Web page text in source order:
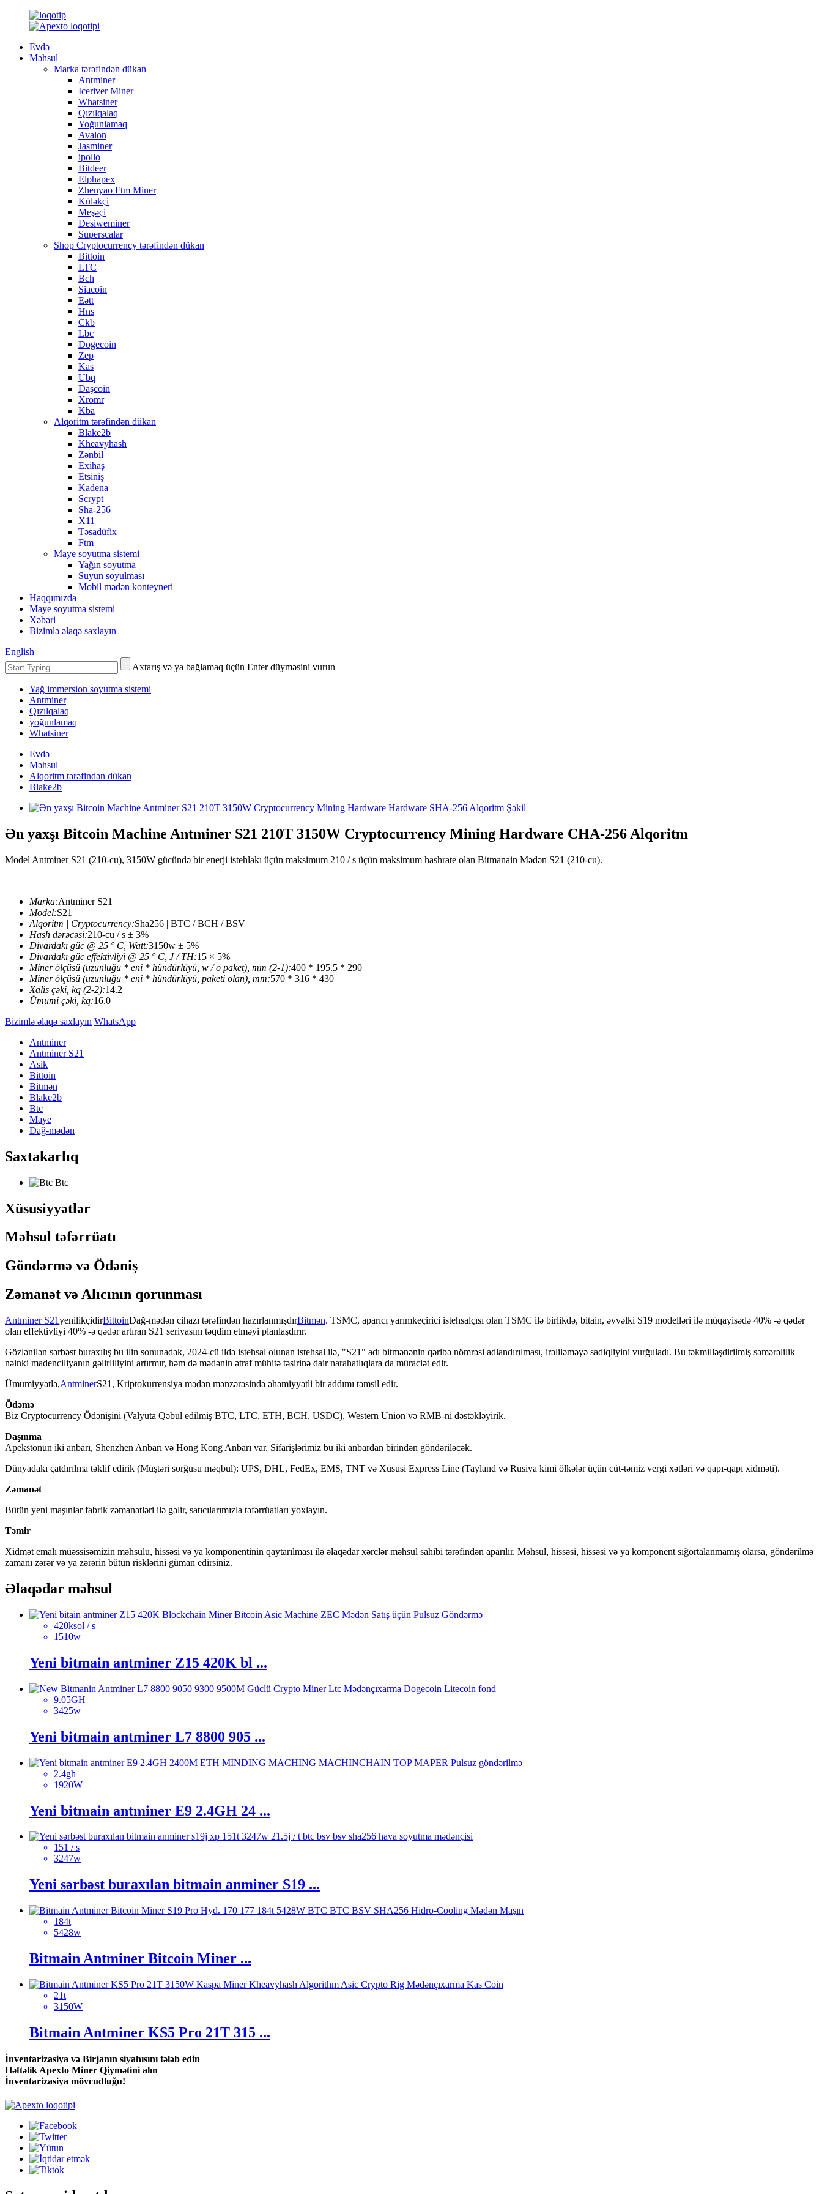
Evdə
Məhsul
Marka tərəfindən dükan
Antminer
Iceriver Miner
Whatsiner
Qızılqalaq
Yoğunlamaq
Avalon
Jasminer
ipollo
Bitdeer
Elphapex
Zhenyao Ftm Miner
Küləkçi
Meşəçi
Desiweminer
Superscalar
Shop Cryptocurrency tərəfindən dükan
Bittoin
LTC
Bch
Siacoin
Eətt
Hns
Ckb
Lbc
Dogecoin
Zep
Kas
Ubq
Daşcoin
Xromr
Kba
Alqoritm tərəfindən dükan
Blake2b
Kheavyhash
Zənbil
Exihaş
Etsiniş
Kadena
Scrypt
Sha-256
X11
Təsadüfix
Ftm
Maye soyutma sistemi
Yağın soyutma
Suyun soyulması
Mobil mədən konteyneri
Haqqımızda
Maye soyutma sistemi
Xəbəri
Bizimlə əlaqə saxlayın
English
Axtarış və ya bağlamaq üçün Enter düyməsini vurun
Yağ immersion soyutma sistemi
Antminer
Qızılqalaq
yoğunlamaq
Whatsiner
Evdə
Məhsul
Alqoritm tərəfindən dükan
Blake2b
Ən yaxşı Bitcoin Machine Antminer S21 210T 3150W Cryptocurrency Mining Hardware CHA-256 Alqoritm
Model Antminer S21 (210-cu), 3150W gücündə bir enerji istehlakı üçün maksimum 210 / s üçün maksimum hashrate olan Bitmanain Mədən S21 (210-cu).
Marka:Antminer S21
Model:S21
Alqoritm | Cryptocurrency:Sha256 | BTC / BCH / BSV
Hash dərəcəsi:210-cu / s ± 3%
Divardakı güc @ 25 ° C, Watt:3150w ± 5%
Divardakı güc effektivliyi @ 25 ° C, J / TH:15 × 5%
Miner ölçüsü (uzunluğu * eni * hündürlüyü, w / o paket), mm (2-1):400 * 195.5 * 290
Miner ölçüsü (uzunluğu * eni * hündürlüyü, paketi olan), mm:570 * 316 * 430
Xalis çəki, kq (2-2):14.2
Ümumi çəki, kq:16.0
Bizimlə əlaqə saxlayın WhatsApp
Antminer
Antminer S21
Asik
Bittoin
Bitmən
Blake2b
Btc
Maye
Dağ-mədən
Saxtakarlıq
Btc
Xüsusiyyətlər
Məhsul təfərrüatı
Göndərmə və Ödəniş
Zəmanət və Alıcının qorunması
Antminer S21yenilikçidirBittoinDağ-mədən cihazı tərəfindən hazırlanmışdırBitmən. TSMC, aparıcı yarımkeçirici istehsalçısı olan TSMC ilə birlikdə, bitain, əvvəlki S19 modelləri ilə müqayisədə 40% -ə qədər
olan effektivliyi 40% -ə qədər artıran S21 seriyasını təqdim etməyi planlaşdırır.
Gözlənilən sərbəst buraxılış bu ilin sonunadək, 2024-cü ildə istehsal olunan istehsal ilə, "S21" adı bitmənənin qəribə nömrəsi adlandırılması, irəliləməyə sadiqliyini vurğuladı. Bu təkmilləşdirilmiş səmərəlilik
nəinki madenciliyanın gəlirliliyini artırmır, həm də mədənin ətraf mühitə təsirinə dair narahatlıqlara da müraciət edir.
Ümumiyyətlə,AntminerS21, Kriptokurrensiya mədən mənzərəsində əhəmiyyətli bir addımı təmsil edir.
Ödəmə
Biz Cryptocurrency Ödənişini (Valyuta Qəbul edilmiş BTC, LTC, ETH, BCH, USDC), Western Union və RMB-ni dəstəkləyirik.
Daşınma
Apekstonun iki anbarı, Shenzhen Anbarı və Hong Kong Anbarı var. Sifarişlərimiz bu iki anbardan birindən göndəriləcək.
Dünyadakı çatdırılma təklif edirik (Müştəri sorğusu məqbul): UPS, DHL, FedEx, EMS, TNT və Xüsusi Express Line (Tayland və Rusiya kimi ölkələr üçün cüt-təmiz vergi xətləri və qapı-qapı xidməti).
Zəmanət
Bütün yeni maşınlar fabrik zəmanətləri ilə gəlir, satıcılarımızla təfərrüatları yoxlayın.
Təmir
Xidmət emalı müəssisəmizin məhsulu, hissəsi və ya komponentinin qaytarılması ilə əlaqədar xərclər məhsul sahibi tərəfindən aparılır. Məhsul, hissəsi, hissəsi və ya komponent sığortalanmamış olarsa, göndərilmə
zamanı zərər və ya zərərin bütün risklərini güman edirsiniz.
Əlaqədar məhsul
420ksol / s
1510w
Yeni bitmain antminer Z15 420K bl ...
9.05GH
3425w
Yeni bitmain antminer L7 8800 905 ...
2.4gh
1920W
Yeni bitmain antminer E9 2.4GH 24 ...
151 / s
3247w
Yeni sərbəst buraxılan bitmain anminer S19 ...
184t
5428w
Bitmain Antminer Bitcoin Miner ...
21t
3150W
Bitmain Antminer KS5 Pro 21T 315 ...
İnventarizasiya və Birjanın siyahısını tələb edin
Həftəlik Apexto Miner Qiymətini alın
İnventarizasiya mövcudluğu!